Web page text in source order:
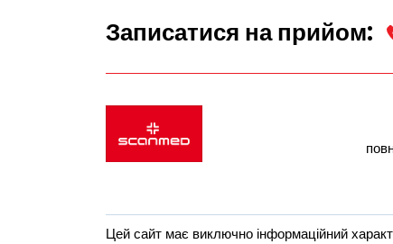
Записатися на прийом:
Цей сайт має виключно інформаційний